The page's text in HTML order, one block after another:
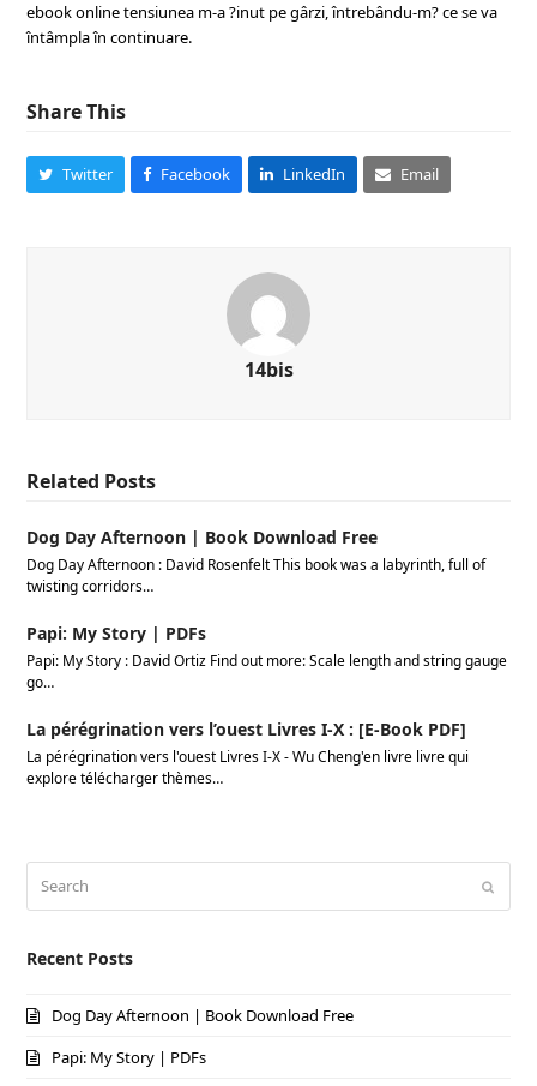
ebook online tensiunea m-a ?inut pe gârzi, întrebându-m? ce se va
întâmpla în continuare.
Share This
Twitter Facebook LinkedIn Email
14bis
Related Posts
Dog Day Afternoon | Book Download Free
Dog Day Afternoon : David Rosenfelt This book was a labyrinth, full of
twisting corridors…
Papi: My Story | PDFs
Papi: My Story : David Ortiz Find out more: Scale length and string gauge
go…
La pérégrination vers l’ouest Livres I-X : [E-Book PDF]
La pérégrination vers l'ouest Livres I-X - Wu Cheng'en livre livre qui
explore télécharger thèmes…
Recent Posts
Dog Day Afternoon | Book Download Free
Papi: My Story | PDFs